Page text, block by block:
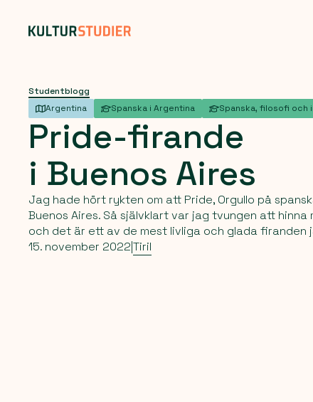
Studentblogg
Argentina
Spanska i Argentina Spanska, filosofi och
Pride-firande
i Buenos Aires
Jag hade hört rykten om att Pride, Orgullo på
Buenos Aires. Så självklart var jag tvungen att
och det är ett av de mest livliga och glada firanden
15. november 2022Tiril